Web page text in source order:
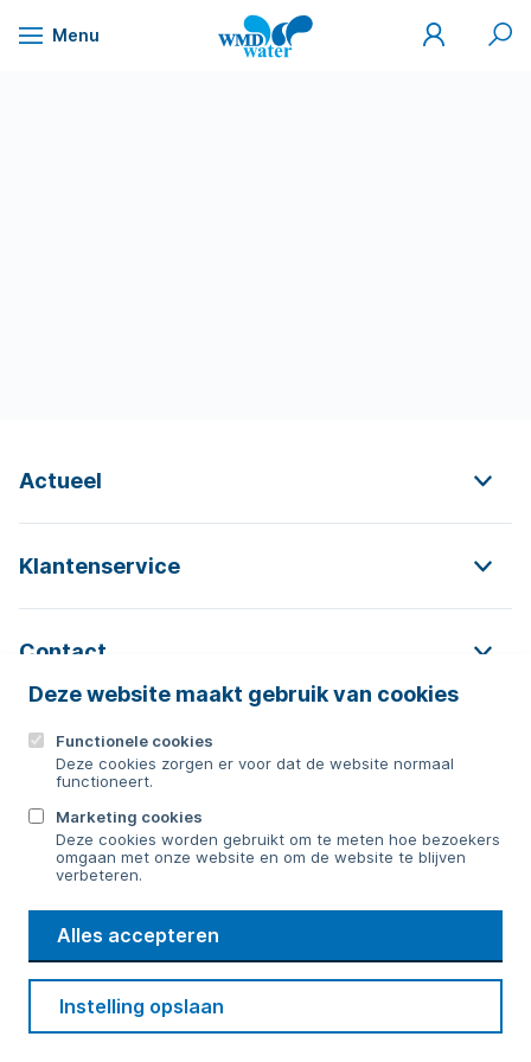
Naar
Deze website maakt gebruik van cookies
Functionele cookies
Deze cookies zorgen er voor dat de website normaal
functioneert.
Marketing cookies
Deze cookies worden gebruikt om te meten hoe bezoekers
omgaan met onze website en om de website te blijven
verbeteren.
Alles accepteren
Instelling opslaan
Menu
WMD
Drinkwater
Mijn
WMD
Zoek
Actueel
Klantenservice
Contact
Contact
Bericht sturen
WMD
Drinkwater
Cookie voorkeuren
Privacy Disclaimer